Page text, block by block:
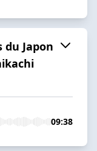
du Japon
09:38